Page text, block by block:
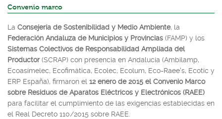
Convenio marco
La Consejería de Sostenibilidad y Medio Ambiente, la
Federación Andaluza de Municipios y Provincias (FAMP) y los
Sistemas Colectivos de Responsabilidad Ampliada del
Productor(SCRAP) con presencia en Andalucía (Ambilamp,
Ecoasimelec, Ecofimática, Ecolec, Ecolum, Eco-Raee's, Ecotic y
ERP España), firmaron el 12 enero de 2015 el Convenio Marco
sobre Residuos de Aparatos Eléctricos y Electrónicos (RAEE)
para facilitar el cumplimiento de las exigencias establecidas en
el Real Decreto 110/2015 sobre RAEE.